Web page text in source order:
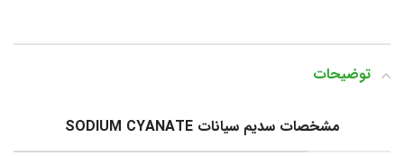
توضیحات
مشخصات سدیم سیانات SODIUM CYANATE